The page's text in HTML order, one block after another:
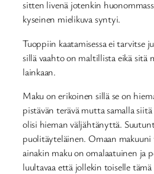
sitten livenä jotenkin
kyseinen mielikuva syntyi.
Tuoppiin kaatamisessa ei tarvitse
sillä vaahto on maltillista eikä sitä
lainkaan.
Maku on erikoinen sillä se on
pistävän terävä mutta samalla
olisi hieman väljähtänyttä.
puolitäyteläinen. Omaan
ainakin maku on omalaatuinen ja
luultavaa että jollekin toiselle